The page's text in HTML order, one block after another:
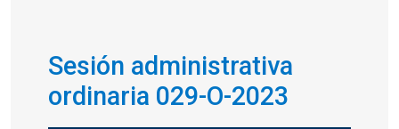
Sesión administrativa
ordinaria 029-O-2023